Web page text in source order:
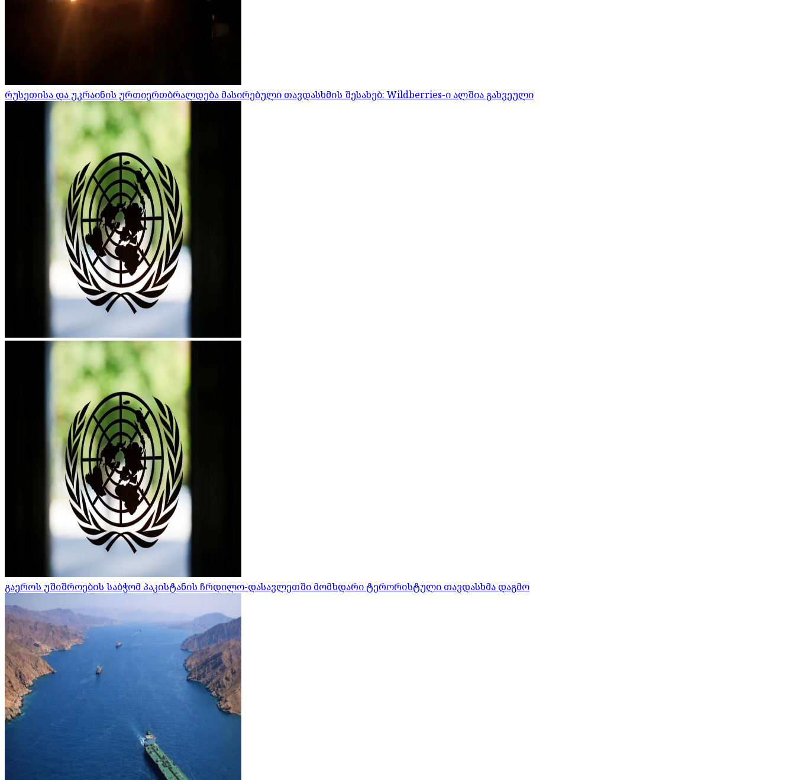
რუსეთისა და უკრაინის ურთიერთბრალდება მასირებული თავდასხმის შესახებ: Wildberries-ი ალშია გახვეული
გაეროს უშიშროების საბჭომ პაკისტანის ჩრდილო-დასავლეთში მომხდარი ტერორისტული თავდასხმა დაგმო